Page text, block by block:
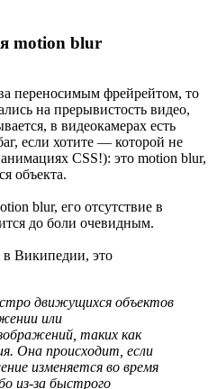
motion blur
переносимым фрейрейтом, то
на прерывистость видео,
в видеокамерах есть
если хотите — которой не
CSS!): это motion blur,
объекта.
blur, его отсутствие в
до боли очевидным.
в Википедии, это
движущихся объектов
или
таких как
Она происходит, если
изменяется во время
из-за быстрого